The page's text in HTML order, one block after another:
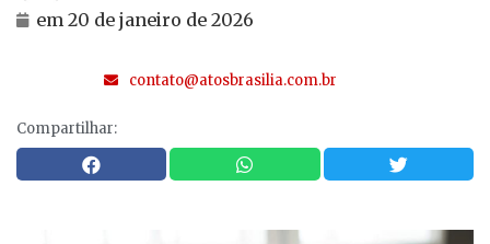
em 20 de janeiro de 2026
contato@atosbrasilia.com.br
Compartilhar: